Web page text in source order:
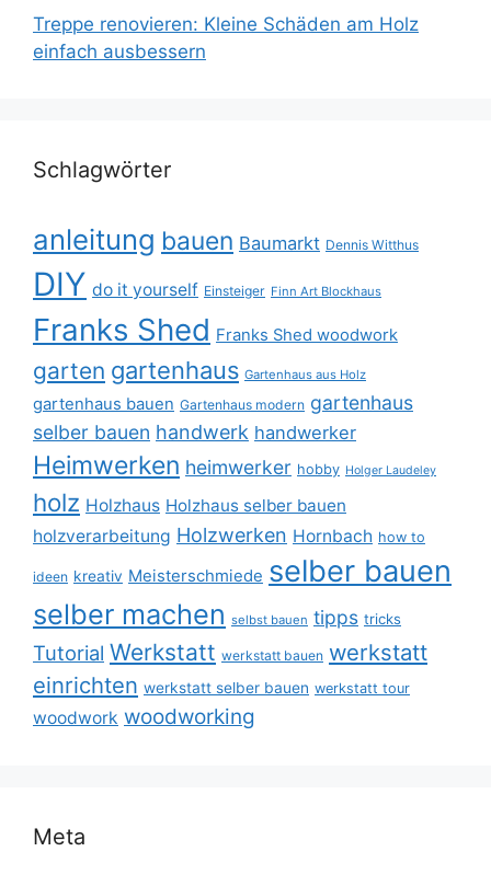
Treppe renovieren: Kleine Schäden am Holz
einfach ausbessern
Schlagwörter
anleitung bauen Baumarkt Dennis Witthus
DIY do it yourself Einsteiger Finn Art Blockhaus
Franks Shed Franks Shed woodwork
garten gartenhaus Gartenhaus aus Holz
gartenhaus bauen Gartenhaus modern gartenhaus
selber bauen handwerk handwerker
Heimwerken heimwerker hobby Holger Laudeley
holz Holzhaus Holzhaus selber bauen
holzverarbeitung Holzwerken Hornbach how to
ideen kreativ Meisterschmiede selber bauen
selber machen selbst bauen tipps tricks
Tutorial Werkstatt werkstatt bauen werkstatt
einrichten werkstatt selber bauen werkstatt tour
woodwork woodworking
Meta